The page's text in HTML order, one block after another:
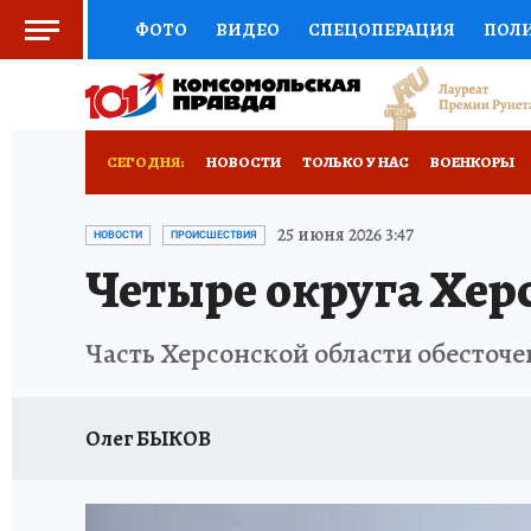
ФОТО ВИДЕО СПЕЦОПЕРАЦИЯ
СОЦПОДДЕРЖКА НАУКА СПОРТ
РАДИО КП РЕКЛАМА НОВОЕ
СЕГОДНЯ: НОВОСТИ ТОЛЬКО У НАС ВОЕНКОРЫ
РАЗРУШЕНИЕ КАХОВСКОЙ ГЭС
НОВОСТИ ПРОИСШЕСТВИЯ 25 июня 2026 3:47
Четыре округа
Часть Херсонской области
Олег БЫКОВ